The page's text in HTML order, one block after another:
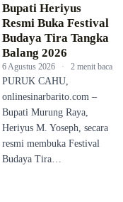
Bupati Heriyus
Resmi Buka Festival
Budaya Tira Tangka
Balang 2026
6 Agustus 2026 · 2 menit baca
PURUK CAHU,
onlinesinarbarito.com –
Bupati Murung Raya,
Heriyus M. Yoseph, secara
resmi membuka Festival
Budaya Tira…